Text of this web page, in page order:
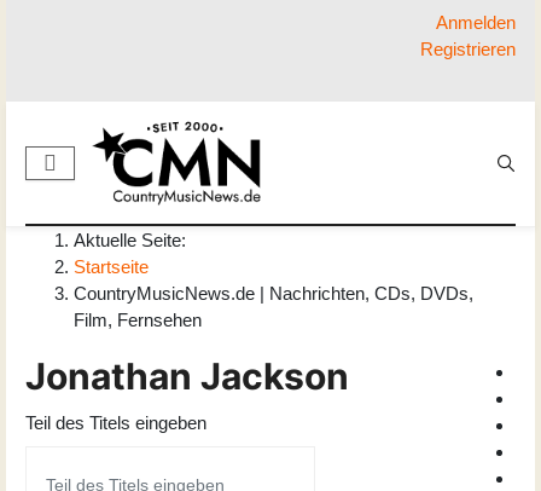
Anmelden
Registrieren
Aktuelle Seite:
Startseite
CountryMusicNews.de | Nachrichten, CDs, DVDs,
Film, Fernsehen
Jonathan Jackson
Teil des Titels eingeben